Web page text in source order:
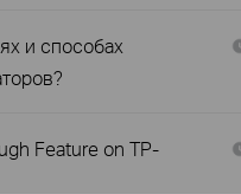
и способах
Feature on TP-